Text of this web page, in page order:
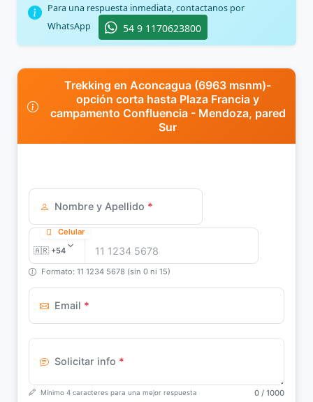
Para una respuesta inmediata, contactanos por
WhatsApp
54 9 1170623800
Trekking en Aconcagua (6963 msnm)-
opción corta hasta Plaza Francia y
campamento Confluencia - Mendoza, pared
Sur
Nombre y Apellido *
Celular
Formato: 11 1234 5678 (sin 0 ni 15)
Email *
Solicitar info *
Mínimo 4 caracteres para una mejor respuesta 0 / 1000